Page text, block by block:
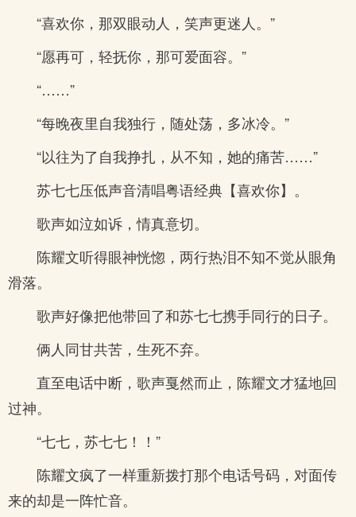
“喜欢你，那双眼动人，笑声更迷人。”
“愿再可，轻抚你，那可爱面容。”
“……”
“每晚夜里自我独行，随处荡，多冰冷。”
“以往为了自我挣扎，从不知，她的痛苦……”
苏七七压低声音清唱粤语经典【喜欢你】。
歌声如泣如诉，情真意切。
陈耀文听得眼神恍惚，两行热泪不知不觉从眼角
滑落。
歌声好像把他带回了和苏七七携手同行的日子。
俩人同甘共苦，生死不弃。
直至电话中断，歌声戛然而止，陈耀文才猛地回
过神。
“七七，苏七七！！”
陈耀文疯了一样重新拨打那个电话号码，对面传
来的却是一阵忙音。